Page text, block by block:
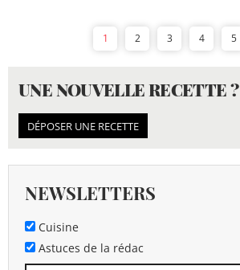
1 2 3 4 5
UNE NOUVELLE RECETTE ?
DÉPOSER UNE RECETTE
NEWSLETTERS
Cuisine
Astuces de la rédac